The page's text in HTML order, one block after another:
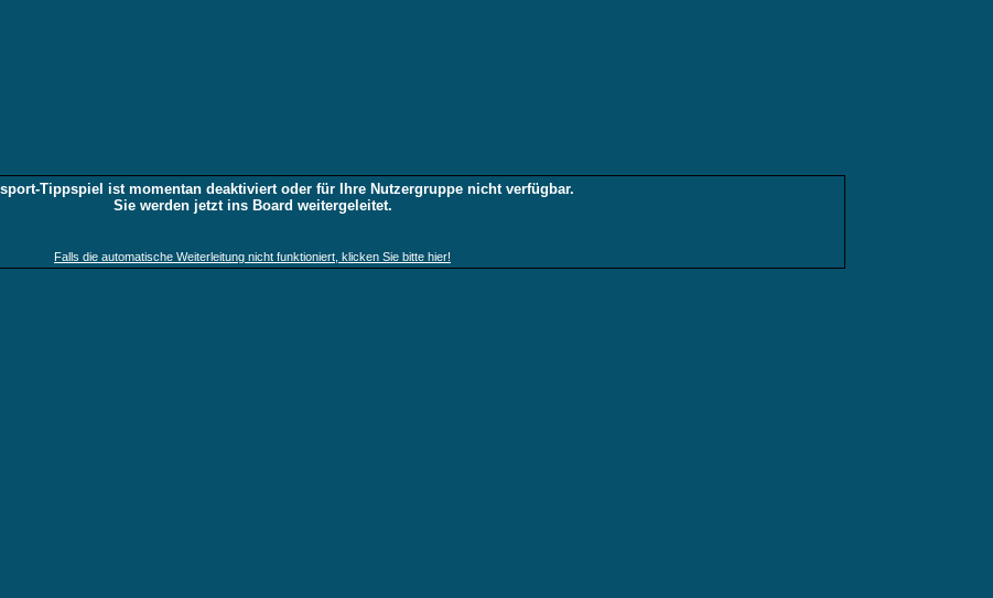
Tippspiel ist momentan deaktiviert oder für Ihre Nutzergruppe nicht verfügbar.
Sie werden jetzt ins Board weitergeleitet.
Falls die automatische Weiterleitung nicht funktioniert, klicken Sie bitte hier!